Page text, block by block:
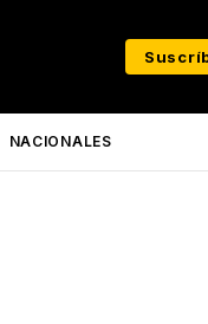
NACIONALES